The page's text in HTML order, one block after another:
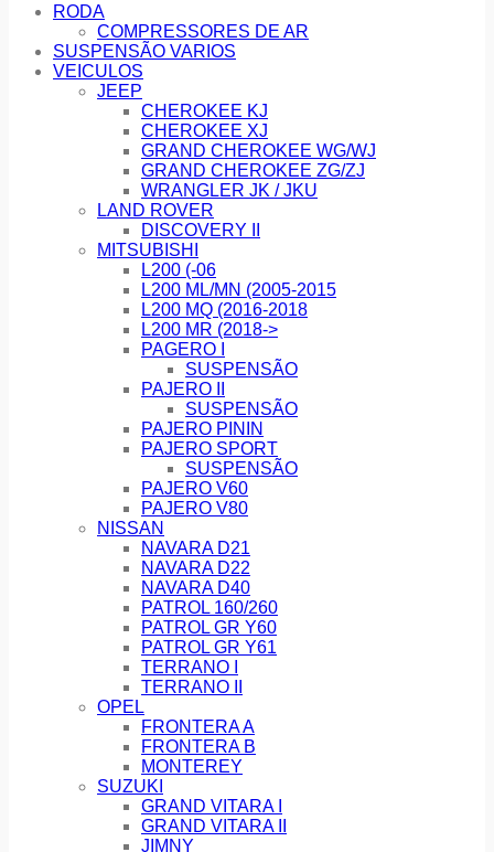
RODA
COMPRESSORES DE AR
SUSPENSÃO VARIOS
VEICULOS
JEEP
CHEROKEE KJ
CHEROKEE XJ
GRAND CHEROKEE WG/WJ
GRAND CHEROKEE ZG/ZJ
WRANGLER JK / JKU
LAND ROVER
DISCOVERY II
MITSUBISHI
L200 (-06
L200 ML/MN (2005-2015
L200 MQ (2016-2018
L200 MR (2018->
PAGERO I
SUSPENSÃO
PAJERO II
SUSPENSÃO
PAJERO PININ
PAJERO SPORT
SUSPENSÃO
PAJERO V60
PAJERO V80
NISSAN
NAVARA D21
NAVARA D22
NAVARA D40
PATROL 160/260
PATROL GR Y60
PATROL GR Y61
TERRANO I
TERRANO II
OPEL
FRONTERA A
FRONTERA B
MONTEREY
SUZUKI
GRAND VITARA I
GRAND VITARA II
JIMNY